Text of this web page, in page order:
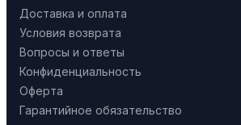
Доставка и оплата
Условия возврата
Вопросы и ответы
Конфиденциальность
Оферта
Гарантийное обязательство